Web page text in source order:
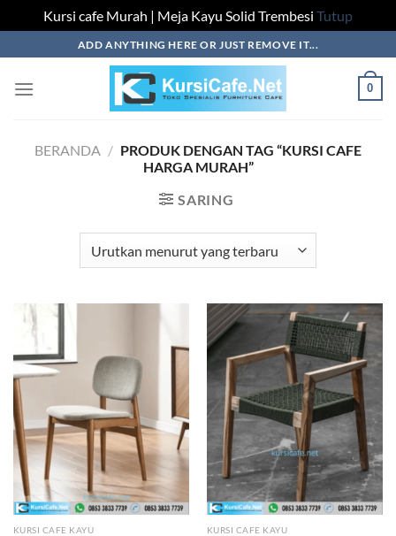
Kursi cafe Murah | Meja Kayu Solid Trembesi Tutup
to
content
ADD ANYTHING HERE OR JUST REMOVE IT...
0
BERANDA / PRODUK DENGAN TAG “KURSI CAFE
HARGA MURAH”
SARING
KURSI CAFE KAYU KURSI CAFE KAYU